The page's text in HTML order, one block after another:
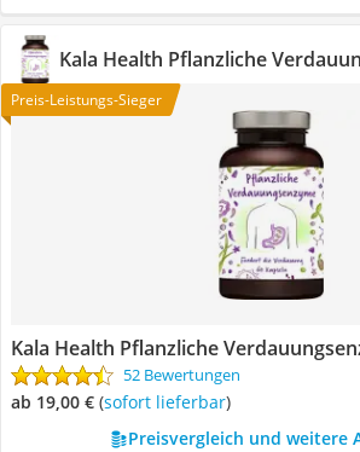
Kala Health Pflanzliche
Preis-Leistungs-Sieger
Kala Health Pflanzliche
52 Bewertungen
ab 19,00 € ( Sofort lieferbar)
Preisvergleich und weitere